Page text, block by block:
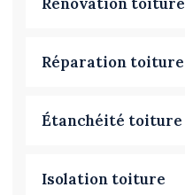
Réparation toiture
Étanchéité toiture
Isolation toiture